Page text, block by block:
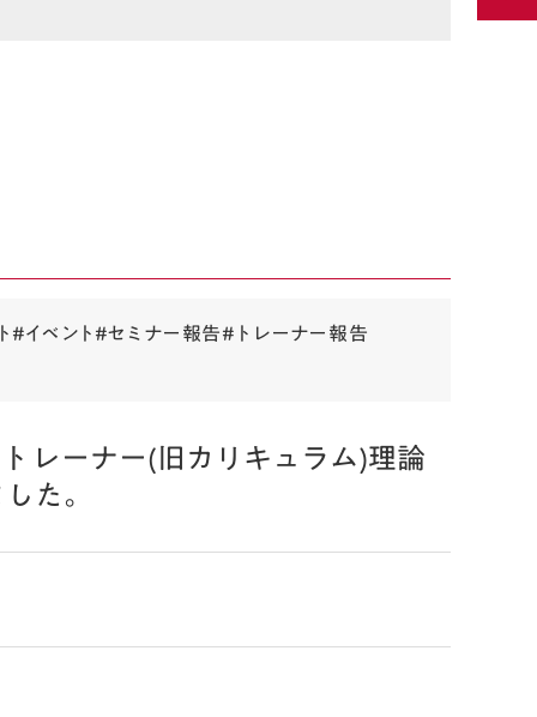
#イベント#セミナー報告#トレーナー報告
レーナー(旧カリキュラム)理論
た。